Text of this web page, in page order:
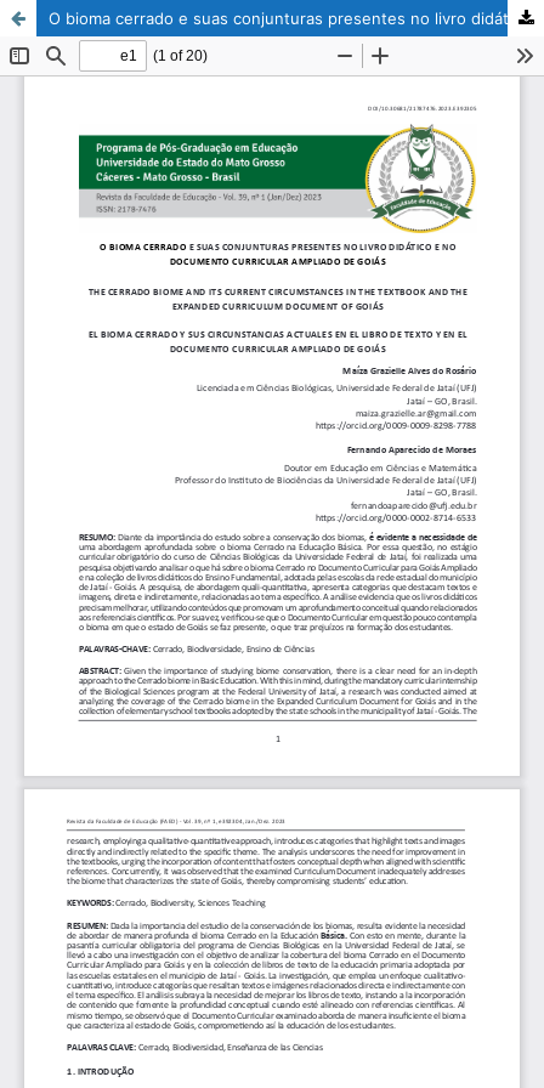
O bioma cerrado e suas conjunturas presentes no livro didático e no documento curricular ampliado de Goiás